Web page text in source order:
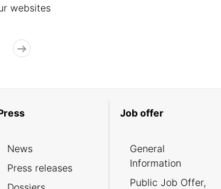
websites
News
Press releases
Job offer
General
Information
Public Job Offer,